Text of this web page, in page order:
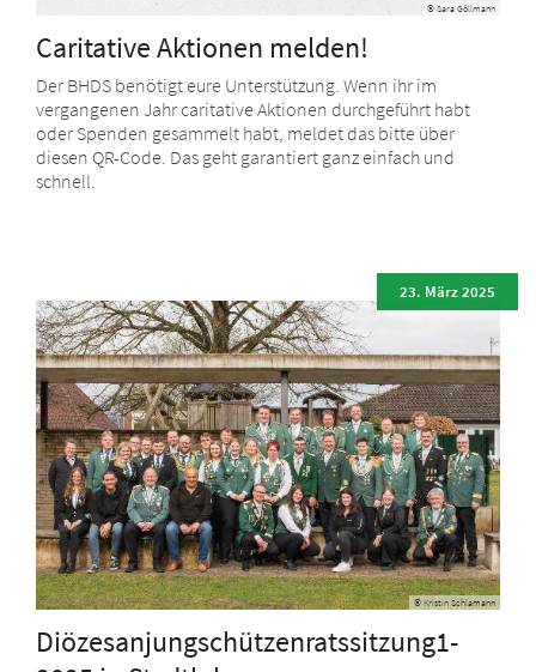
© Sara Göllmann
Caritative Aktionen melden!
Der BHDS benötigt eure Unterstützung. Wenn ihr im
vergangenen Jahr caritative Aktionen durchgeführt habt
oder Spenden gesammelt habt, meldet das bitte über
diesen QR-Code. Das geht garantiert ganz einfach und
schnell.
© Kristin Schlamann
Diözesanjungschützenratssitzung1-
23. März 2025